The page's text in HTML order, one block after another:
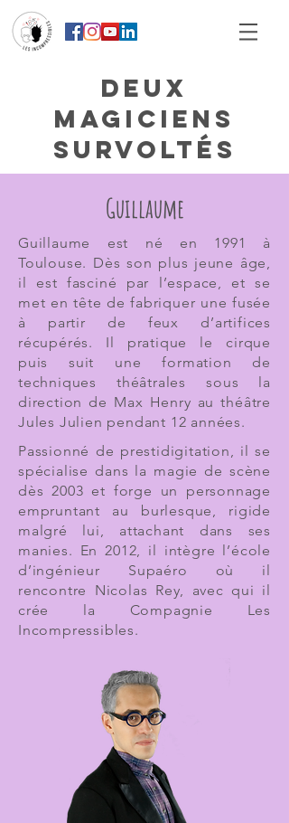
Deux
magiciens
SURVOLTéS
Guillaume
Guillaume est né en 1991 à
Toulouse. Dès son plus jeune âge,
il est fasciné par l’espace, et se
met en tête de fabriquer une fusée
à partir de feux d’artifices
récupérés. Il pratique le cirque
puis suit une formation de
techniques théâtrales sous la
direction de Max Henry au théâtre
Jules Julien pendant 12 années.
Passionné de prestidigitation, il se
spécialise dans la magie de scène
dès 2003 et forge un personnage
empruntant au burlesque, rigide
malgré lui, attachant dans ses
manies. En 2012, il intègre l’école
d’ingénieur Supaéro où il
rencontre Nicolas Rey, avec qui il
crée la Compagnie Les
Incompressibles.